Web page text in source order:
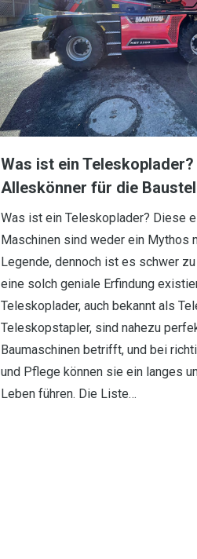
Was ist ein Teleskoplader?
Alleskönner für die
Was ist ein Teleskoplader? Diese
Maschinen sind weder ein Mythos
Legende, dennoch ist es schwer
eine solch geniale Erfindung
Teleskoplader, auch bekannt als
Teleskopstapler, sind nahezu
Baumaschinen betrifft, und bei
und Pflege können sie ein langes
Leben führen. Die Liste…